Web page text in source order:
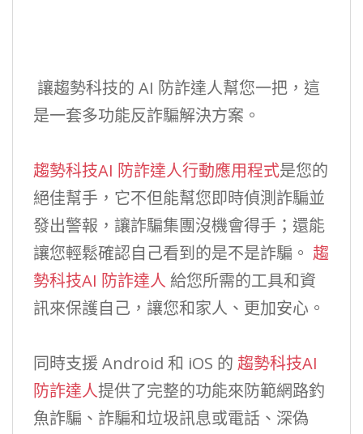
讓趨勢科技的 AI 防詐達人幫您一把，這
是一套多功能反詐騙解決方案。
趨勢科技AI 防詐達人行動應用程式是您的
絕佳幫手，它不但能幫您即時偵測詐騙並
發出警報，讓詐騙集團沒機會得手；還能
讓您輕鬆確認自己看到的是不是詐騙。 趨
勢科技AI 防詐達人 給您所需的工具和資
訊來保護自己，讓您和家人、更加安心。
同時支援 Android 和 iOS 的 趨勢科技AI
防詐達人提供了完整的功能來防範網路釣
魚詐騙、詐騙和垃圾訊息或電話、深偽